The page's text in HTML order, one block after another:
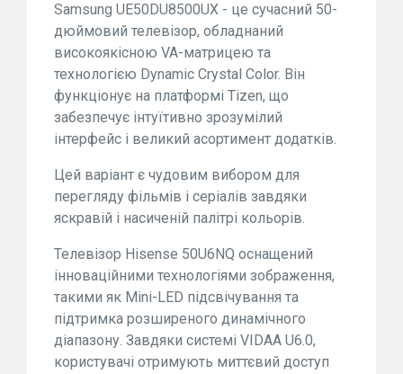
Samsung UE50DU8500UX - це сучасний 50-
дюймовий телевізор, обладнаний
високоякісною VA-матрицею та
технологією Dynamic Crystal Color. Він
функціонує на платформі Tizen, що
забезпечує інтуїтивно зрозумілий
інтерфейс і великий асортимент додатків.
Цей варіант є чудовим вибором для
перегляду фільмів і серіалів завдяки
яскравій і насиченій палітрі кольорів.
Телевізор Hisense 50U6NQ оснащений
інноваційними технологіями зображення,
такими як Mini-LED підсвічування та
підтримка розширеного динамічного
діапазону. Завдяки системі VIDAA U6.0,
користувачі отримують миттєвий доступ